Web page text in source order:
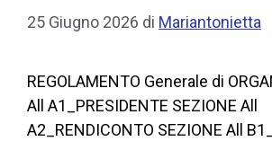
25 Giugno 2026 di Mariantonietta
REGOLAMENTO Generale di
All A1_PRESIDENTE SEZIONE All
A2_RENDICONTO SEZIONE All